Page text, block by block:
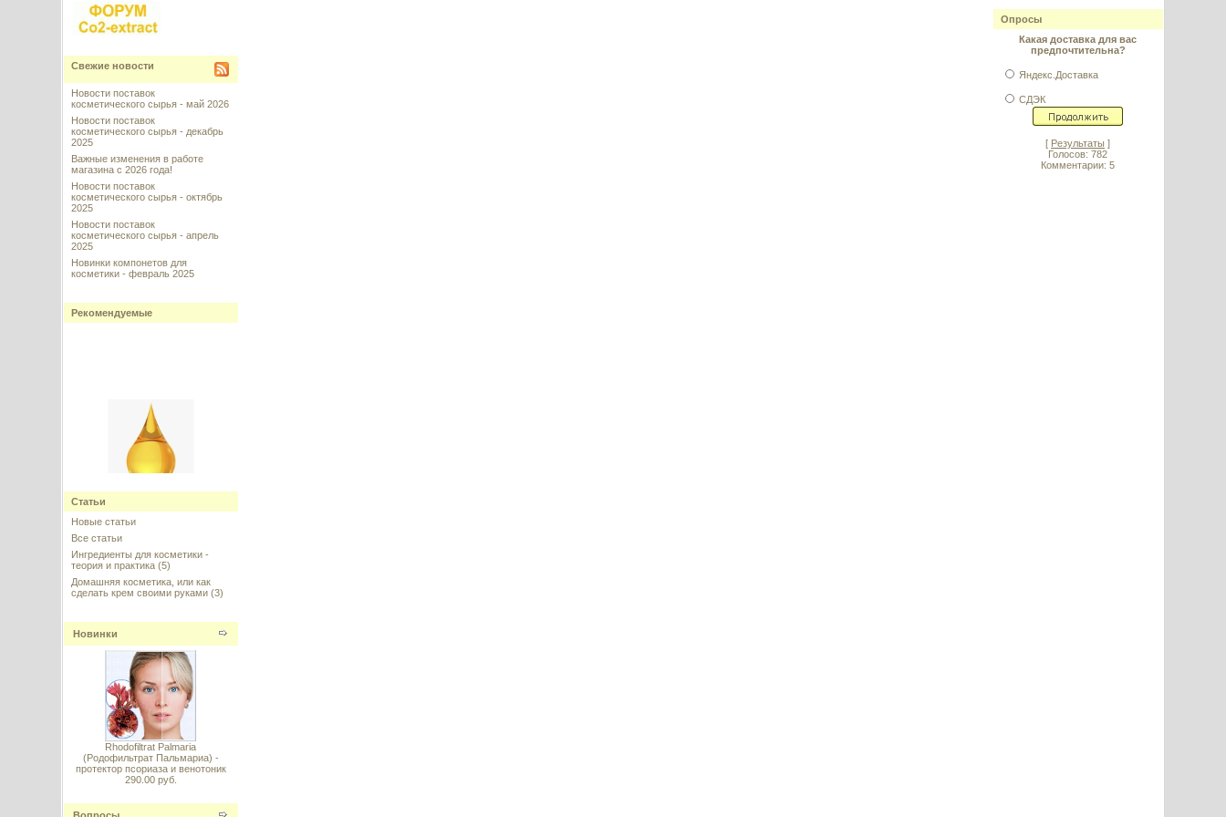
Свежие новости
Новости поставок
косметического сырья - май 2026
Новости поставок
косметического сырья - декабрь
2025
Важные изменения в работе
магазина с 2026 года!
Новости поставок
косметического сырья - октябрь
2025
Новости поставок
косметического сырья - апрель
2025
Новинки компонетов для
косметики - февраль 2025
Рекомендуемые
Коллаген гидролизованный
(Hydrolyzed Collagen) 20%,
Италия
Argireline (Аргирелин), Lipotec,
Испания
---------
Статьи
Новые статьи
Все статьи
Ингредиенты для косметики -
теория и практика(5)
Домашняя косметика, или как
сделать крем своими руками(3)
Новинки
Rhodofiltrat Palmaria
(Родофильтрат Пальмариа) -
протектор псориаза и венотоник
290.00 руб.
Опросы
Какая доставка для вас
предпочтительна?
Яндекс.Доставка
СДЭК
[ Результаты ]
Голосов: 782
Комментарии: 5